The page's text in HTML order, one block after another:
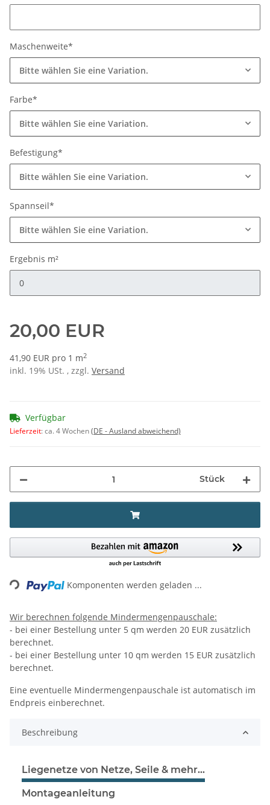
Maschenweite*
Bitte wählen Sie eine Variation.
Farbe*
Bitte wählen Sie eine Variation.
Befestigung*
Bitte wählen Sie eine Variation.
Spannseil*
Bitte wählen Sie eine Variation.
Ergebnis m²
20,00 EUR
41,90 EUR pro 1 m2
inkl. 19% USt. , zzgl. Versand
Verfügbar
Lieferzeit:ca. 4 Wochen(DE - Ausland abweichend)
Stück
Komponenten werden geladen ...
Wir berechnen folgende Mindermengenpauschale:
- bei einer Bestellung unter 5 qm werden 20 EUR zusätzlich
berechnet.
- bei einer Bestellung unter 10 qm werden 15 EUR zusätzlich
berechnet.
Eine eventuelle Mindermengenpauschale ist automatisch im
Endpreis einberechnet.
Beschreibung
Liegenetze von Netze, Seile & mehr...
Montageanleitung